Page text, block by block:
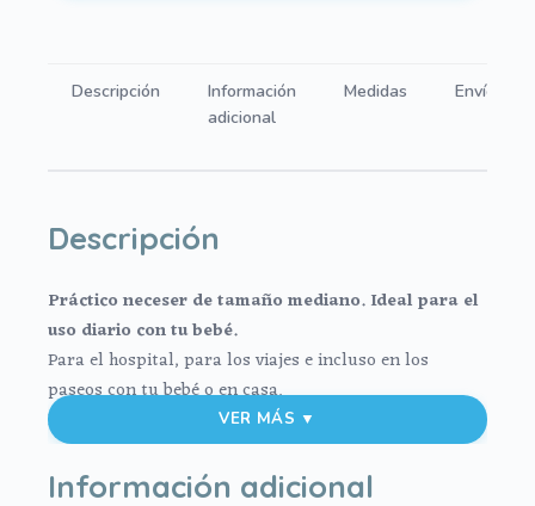
Descripción
Información
adicional
Medidas Envíos
Descripción
Práctico neceser de tamaño mediano. Ideal para el
uso diario con tu bebé.
Para el hospital, para los viajes e incluso en los
paseos con tu bebé o en casa.
El exterior en tejido polipiel lisa impermeable, muy
suave y agradable. Para el interior tejido blanco
impermeable; muy fácil de limpiar por dentro y por
VER MÁS ▼
Información adicional